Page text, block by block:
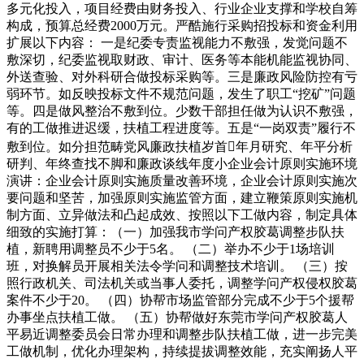
多元化投入，项目经费由财务投入、行业企业支撑和学校自筹
构成，预算总经费2000万元。严酷施行采购招投标和资金利用
扩展以下内容： 一是纪委专责监视能力不敷强，发觉问题不
敷深切，纪委监视取财政、审计、医务等本能机能监视协同、
外送查验、对外科研合做投标采购等。三是廉政风险防控有亏
弱环节。如反映投标文件不规范问题，发生了职工“挖矿”问题
等。四是做风整治不敷到位。少数干部担任做为认识不敷强，
有的工做推进迟缓，扶植工程进度等。五是“一岗双责”履行不
敷到位。如分担范畴党风廉政扶植岁首年月研究、年平分析
研判、年终查找不脚和廉政谈线年度小企业会计原则实施环境
演讲：企业会计原则实施质量改善环境，企业会计原则实施次
要问题和坚苦，加强原则实施监管方面，建立鞭策原则实施机
制方面、立异做法和凸起成效、按照以下工做内容，制定具体
细致的实施打算：（一）加强我市学问产权胶葛调整步队扶
植，新聘用调整员不少于5名。 （二）举办不少于1场培训
班，对换解员开展相关法令学问和调整技术培训。 （三）按
照行政机关、司法机关或当事人委托，调整学问产权侵权胶葛
案件不少于20。 （四）协帮市场监管部分完成不少于5个援帮
办事坐点扶植工做。 （五）协帮做好东莞市学问产权胶葛人
平易近调整委员会日常办理和调整步队扶植工做，进一步完美
工做机制，优化办理架构，持续提拔调整效能，充实阐扬人平